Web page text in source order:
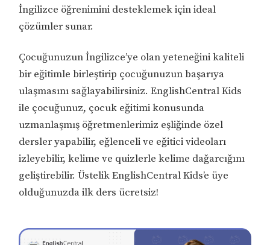
İngilizce öğrenimini desteklemek için ideal
çözümler sunar.
Çocuğunuzun İngilizce’ye olan yeteneğini kaliteli
bir eğitimle birleştirip çocuğunuzun başarıya
ulaşmasını sağlayabilirsiniz. EnglishCentral Kids
ile çocuğunuz, çocuk eğitimi konusunda
uzmanlaşmış öğretmenlerimiz eşliğinde özel
dersler yapabilir, eğlenceli ve eğitici videoları
izleyebilir, kelime ve quizlerle kelime dağarcığını
geliştirebilir. Üstelik EnglishCentral Kids’e üye
olduğunuzda ilk ders ücretsiz!